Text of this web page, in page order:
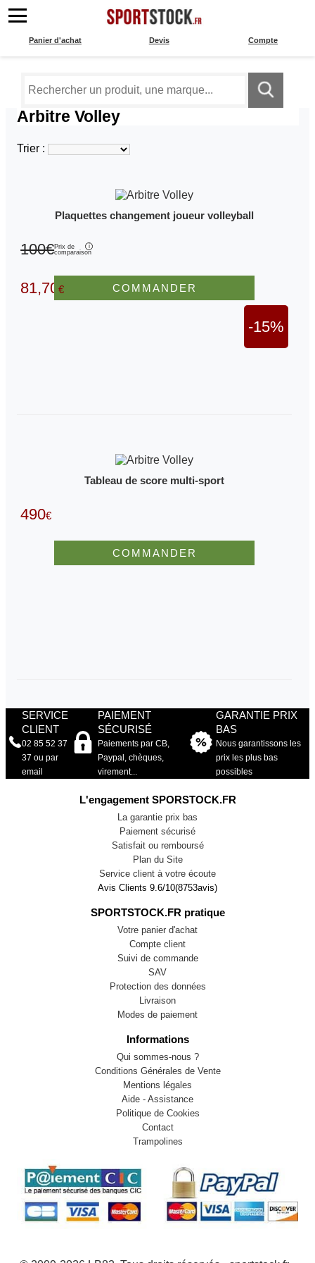
Compte
Devis
Panier d'achat
Arbitre Volley
Trier :
Plaquettes changement joueur volleyball
100€Prix de
comparaison
81,70€
-15%
COMMANDER
Tableau de score multi-sport
490€
COMMANDER
SERVICE
CLIENT
02 85 52 37
37 ou par
email
PAIEMENT
SÉCURISÉ
Paiements par CB,
Paypal, chèques,
virement...
GARANTIE PRIX
BAS
Nous garantissons les
prix les plus bas
possibles
L'engagement SPORSTOCK.FR
La garantie prix bas
Paiement sécurisé
Satisfait ou remboursé
Plan du Site
Service client à votre écoute
Avis Clients 9.6/10(8753avis)
SPORTSTOCK.FR pratique
Votre panier d'achat
Compte client
Suivi de commande
SAV
Protection des données
Livraison
Modes de paiement
Informations
Qui sommes-nous ?
Conditions Générales de Vente
Mentions légales
Aide - Assistance
Politique de Cookies
Contact
Trampolines